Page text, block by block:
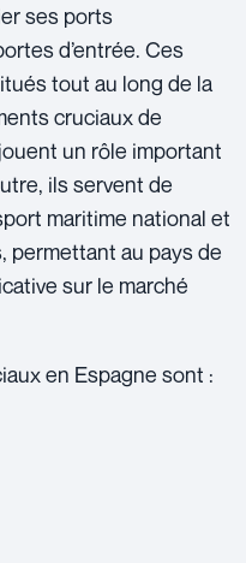
ses ports
d’entrée. Ces
tout au long de la
cruciaux de
un rôle important
ils servent de
maritime national et
permettant au pays de
sur le marché
en Espagne sont :